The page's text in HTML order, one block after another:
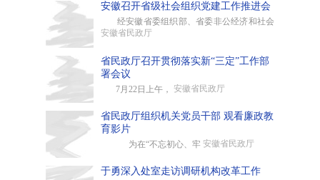
安徽召开省级社会组织党建工作推进会
经安徽省委组织部、省委非公经济和社会
安徽省民政厅
省民政厅召开贯彻落实新“三定”工作部
署会议
7月22日上午， 安徽省民政厅
省民政厅组织机关党员干部 观看廉政教
育影片
为在“不忘初心、牢 安徽省民政厅
于勇深入处室走访调研机构改革工作